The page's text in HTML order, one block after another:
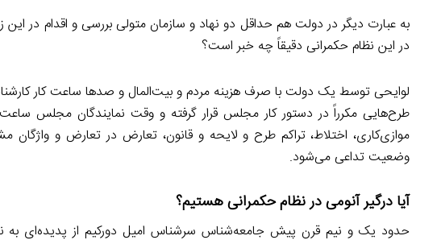
به عبارت دیگر در دولت هم حداقل دو نهاد و سازمان متولی بررسی و اقدام در
در این نظام حکمرانی دقیقاً چه خبر است؟
لوایحی توسط یک دولت با صرف هزینه مردم و بیت‌المال و صدها ساعت کار
طرح‌هایی مکرراً در دستور کار مجلس قرار گرفته و وقت نمایندگان مجلس
موازی‌کاری، اختلاط، تراکم طرح و لایحه و قانون، تعارض در تعارض و
وضعیت تداعی می‌شود.
آیا درگیر آنومی در نظام حکمرانی هستیم؟
حدود یک و نیم قرن پیش جامعه‌شناس سرشناس امیل دورکیم از پدیده‌ای به